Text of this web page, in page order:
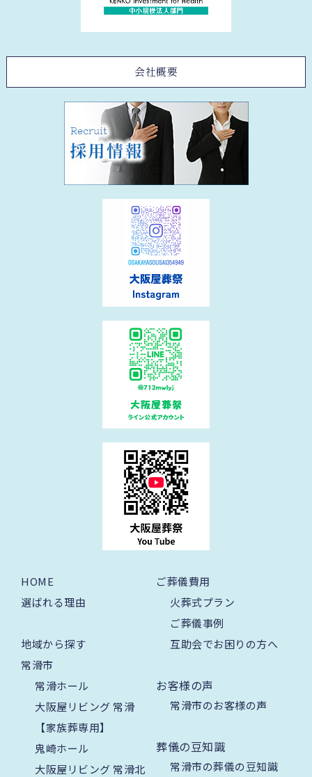
会社概要
HOME
選ばれる理由
地域から探す
常滑市
常滑ホール
大阪屋リビング 常滑
【家族葬専用】
鬼崎ホール
大阪屋リビング 常滑北
ご葬儀費用
火葬式プラン
ご葬儀事例
互助会でお困りの方へ
お客様の声
常滑市のお客様の声
葬儀の豆知識
常滑市の葬儀の豆知識